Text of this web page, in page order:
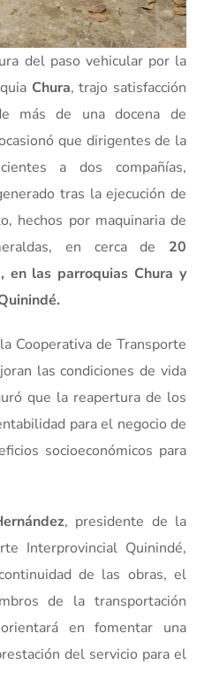
del paso vehicular por la
Chura, trajo satisfacción
más de una docena de
que dirigentes de la
a dos compañías,
tras la ejecución de
hechos por maquinaria de
en cerca de 20
en las parroquias Chura y
Cooperativa de Transporte
las condiciones de vida
que la reapertura de los
para el negocio de
socioeconómicos para
, presidente de la
Interprovincial Quinindé,
de las obras, el
de la transportación
en fomentar una
del servicio para el